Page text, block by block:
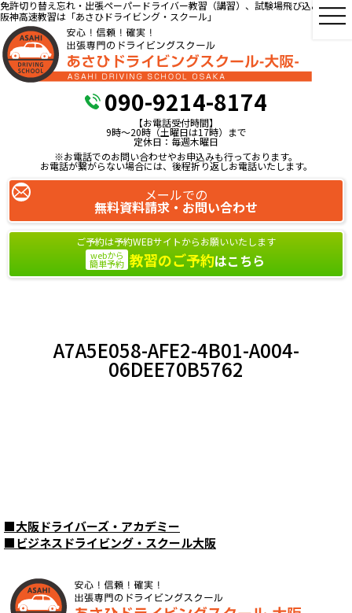
免許切り替え忘れ・出張ペーパードライバー教習（講習）、試験場飛び込み教習、
阪神高速教習は「あさひドライビング・スクール」
090-9214-8174
【お電話受付時間】
9時～20時（土曜日は17時）まで
定休日：毎週木曜日
※お電話でのお問い合わせやお申込みも行っております。
お電話が繋がらない場合には、後程折り返しお電話いたします。
メールでの
無料資料請求・お問い合わせ
ご予約は予約WEBサイトからお願いいたします
webから
簡単予約 教習のご予約はこちら
A7A5E058-AFE2-4B01-A004-
06DEE70B5762
■大阪ドライバーズ・アカデミー
■ビジネスドライビング・スクール大阪